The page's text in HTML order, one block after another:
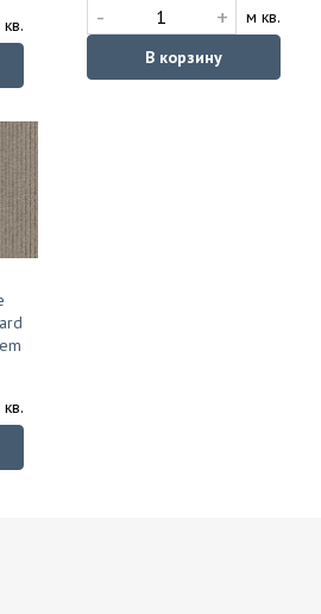
- +
м кв.
В корзину